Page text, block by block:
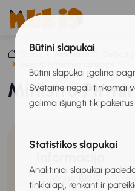
Būtini slapukai
Būtini slapukai įgalina
Svetainė negali tinkamai
galima išjungti tik
Statistikos slapukai
Analitiniai slapukai
tinklalapį, renkant ir
Titulinis Mokiniams
Ministro
Kodas: 111212